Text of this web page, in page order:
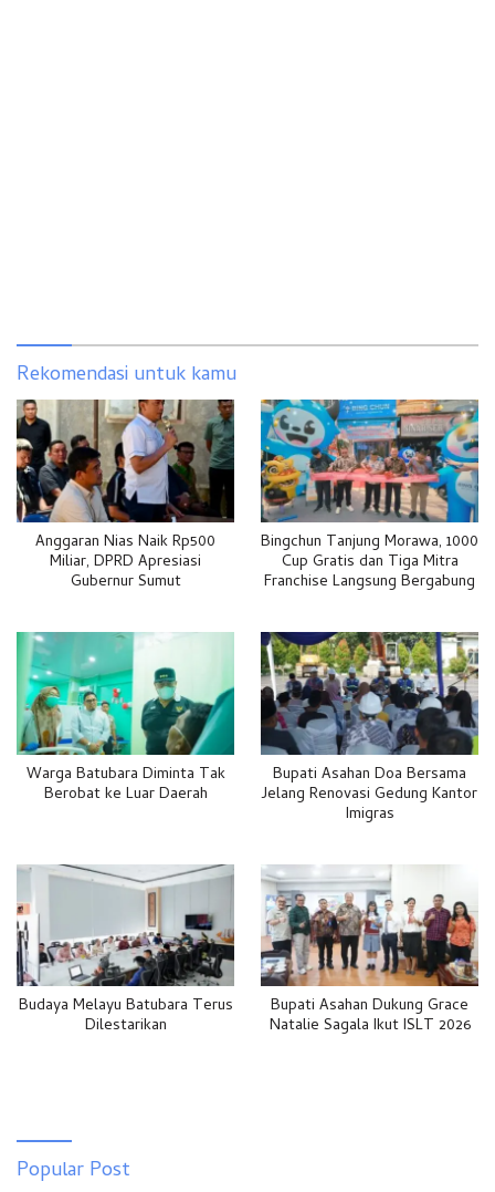
Rekomendasi untuk kamu
Anggaran Nias Naik Rp500
Miliar, DPRD Apresiasi
Gubernur Sumut
Bingchun Tanjung Morawa, 1000
Cup Gratis dan Tiga Mitra
Franchise Langsung Bergabung
Warga Batubara Diminta Tak
Berobat ke Luar Daerah
Bupati Asahan Doa Bersama
Jelang Renovasi Gedung Kantor
Imigras
Budaya Melayu Batubara Terus
Dilestarikan
Bupati Asahan Dukung Grace
Natalie Sagala Ikut ISLT 2026
Popular Post